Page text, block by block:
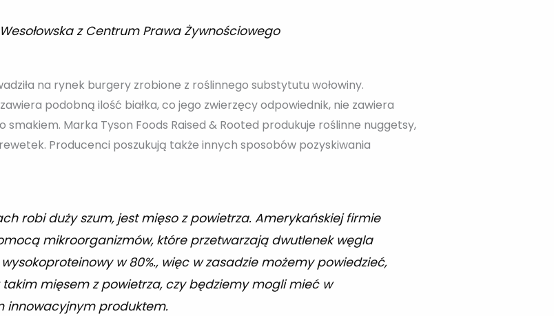
z Centrum Prawa Żywnościowego
na rynek burgery zrobione z roślinnego substytutu wołowiny.
podobną ilość białka, co jego zwierzęcy odpowiednik, nie zawiera
Marka Tyson Foods Raised & Rooted produkuje roślinne nuggetsy,
Producenci poszukują także innych sposobów pozyskiwania
robi duży szum, jest mięso z powietrza. Amerykańskiej firmie
mikroorganizmów, które przetwarzają dwutlenek węgla
w 80%., więc w zasadzie możemy powiedzieć,
mięsem z powietrza, czy będziemy mogli mieć w
innowacyjnym produktem.